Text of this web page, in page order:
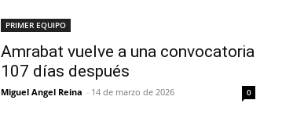
PRIMER EQUIPO
Amrabat vuelve a una convocatoria
107 días después
Miguel Angel Reina - 14 de marzo de 2026 0